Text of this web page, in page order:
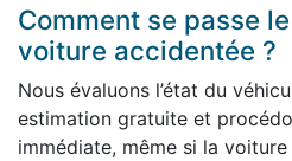
Comment se passe
voiture accidentée ?
Nous évaluons l’état du
estimation gratuite et
immédiate, même si la voiture